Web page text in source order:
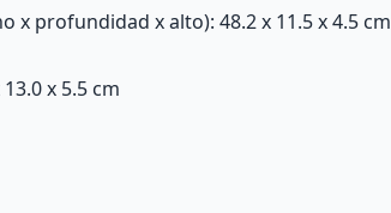
x profundidad x alto): 48.2 x 11.5 x 4.5 cm
x 5.5 cm